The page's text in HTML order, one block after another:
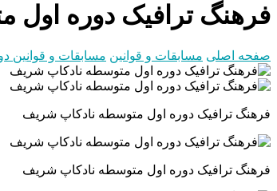
فرهنگ ترافیک دوره اول
صفحه اصلی مسابقات و قوانین مسابقات و قوانین
فرهنگ ترافیک دوره اول متوسطه نادکاپ شریف
فرهنگ ترافیک دوره اول متوسطه نادکاپ شریف